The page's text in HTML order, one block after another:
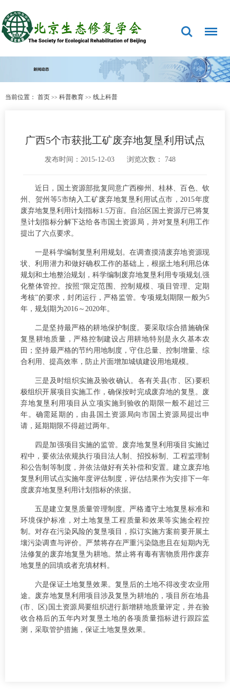
当前位置： 首页 >> 科普教育 >> 线上科普
广西5个市获批工矿废弃地复垦利用试点
发布时间：2015-12-03 浏览次数： 748
近日，国土资源部批复同意广西柳州、桂林、百色、钦
州、贺州等5市纳入工矿废弃地复垦利用试点市，2015年度
废弃地复垦利用计划指标1.5万亩。自治区国土资源厅已将复
垦计划指标分解下达给各市国土资源局，并对复垦利用工作
提出了六点要求。
一是科学编制复垦利用规划。在调查摸清废弃地资源现
状、利用潜力和做好确权工作的基础上，根据土地利用总体
规划和土地整治规划，科学编制废弃地复垦利用专项规划,强
化整体管控。按照“限定范围、控制规模、项目管理、定期
考核”的要求，封闭运行，严格监管。专项规划期限一般为5
年，规划期为2016～2020年。
二是坚持最严格的耕地保护制度。要采取综合措施确保
复垦耕地质量，严格控制建设占用耕地特别是永久基本农
田；坚持最严格的节约用地制度，守住总量、控制增量、综
合利用、提高效率，防止片面增加城镇建设用地规模。
三是及时组织实施及验收确认。各有关县(市、区)要积
极组织开展项目实施工作，确保按时完成废弃地的复垦。废
弃地复垦利用项目从立项实施到验收的期限一般不超过三
年。确需延期的，由县国土资源局向市国土资源局提出申
请，延期期限不得超过两年。
四是加强项目实施的监管。废弃地复垦利用项目实施过
程中，要依法依规执行项目法人制、招投标制、工程监理制
和公告制等制度，并依法做好有关补偿和安置。建立废弃地
复垦利用试点实施年度评估制度，评估结果作为安排下一年
度废弃地复垦利用计划指标的依据。
五是建立复垦质量管理制度。严格遵守土地复垦标准和
环境保护标准，对土地复垦工程质量和效果等实施全程控
制。对存在污染风险的复垦项目，拟订实施方案前要开展土
壤污染调查与评价。严禁将存在严重污染隐患且在短期内无
法修复的废弃地复垦为耕地。禁止将有毒有害物质用作废弃
地复垦的回填或者充填材料。
六是保证土地复垦效果。复垦后的土地不得改变农业用
途。废弃地复垦利用项目涉及复垦为耕地的，项目所在地县
(市、区)国土资源局要组织进行新增耕地质量评定，并在验
收合格后的五年内对复垦土地的各项质量指标进行跟踪监
测，采取管护措施，保证土地复垦效果。